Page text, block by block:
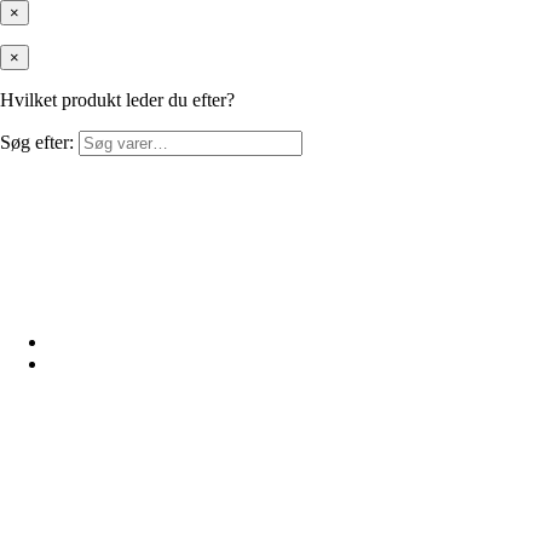
×
×
Hvilket produkt leder du efter?
Søg efter: